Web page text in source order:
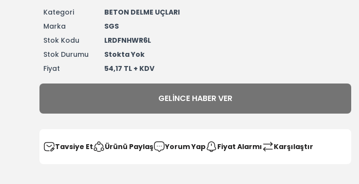
Kategori
BETON DELME UÇLARI
Marka
SGS
Stok Kodu
LRDFNHWR6L
Stok Durumu
Stokta Yok
Fiyat
54,17 TL + KDV
GELINCE HABER VER
Tavsiye Et Ürünü Paylaş Yorum Yap Fiyat Alarmı Karşılaştır